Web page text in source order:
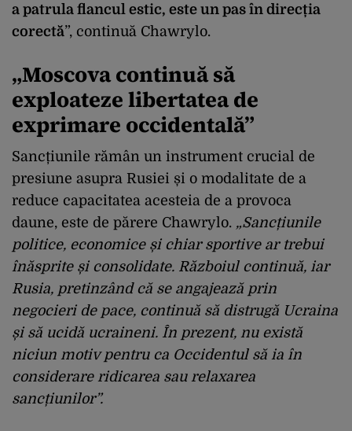
a patrula flancul estic, este un pas în direcția
corectă”, continuă Chawrylo.
„Moscova continuă să
exploateze libertatea de
exprimare occidentală”
Sancțiunile rămân un instrument crucial de
presiune asupra Rusiei și o modalitate de a
reduce capacitatea acesteia de a provoca
daune, este de părere Chawrylo. „Sancțiunile
politice, economice și chiar sportive ar trebui
înăsprite și consolidate. Războiul continuă, iar
Rusia, pretinzând că se angajează prin
negocieri de pace, continuă să distrugă Ucraina
și să ucidă ucraineni. În prezent, nu există
niciun motiv pentru ca Occidentul să ia în
considerare ridicarea sau relaxarea
sancțiunilor”.